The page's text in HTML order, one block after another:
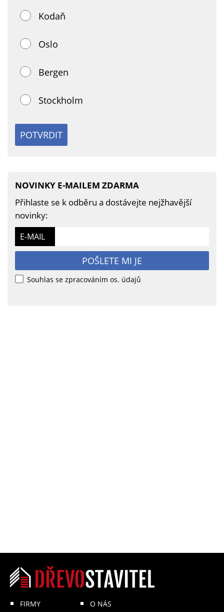
Kodaň
Oslo
Bergen
Stockholm
POTVRDIT
NOVINKY E-MAILEM ZDARMA
Přihlaste se k odběru a dostávejte nejžhavější
novinky:
E-MAIL
POŠLETE MI JE
Souhlas se zpracováním os. údajů
FIRMY O NÁS